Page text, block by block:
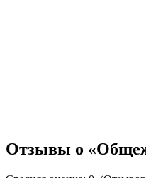
Отзывы о